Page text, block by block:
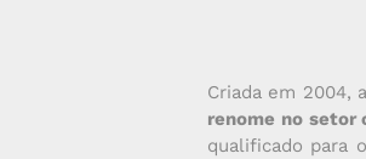
Criada em 2004,
renome no setor
qualificado para